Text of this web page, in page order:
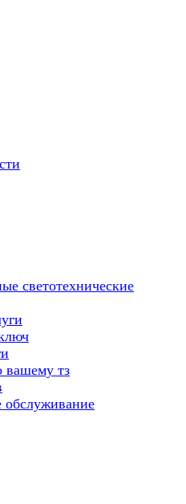
светотехнические
вашему тз
обслуживание